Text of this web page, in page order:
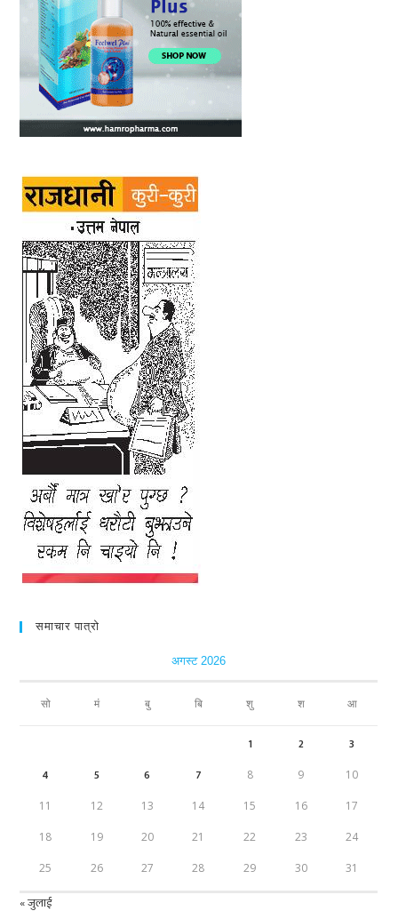
समाचार पात्रो
अगस्ट 2026
सो मं बु बि शु श आ
1 2
3
4
5 6 7 8 9 10
11 12 13 14 15 16 17
18 19 20 21 22 23 24
25 26 27 28 29 30 31
« जुलाई